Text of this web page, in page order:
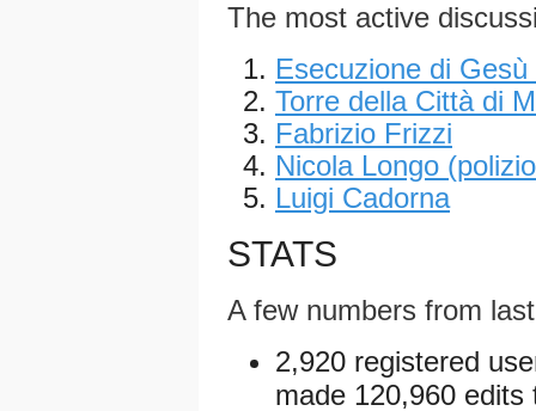
The most active
Esecuzione di
Torre della Città di
Fabrizio Frizzi
Nicola Longo
Luigi Cadorna
STATS
A few numbers from
2,920 registered
made 120,960